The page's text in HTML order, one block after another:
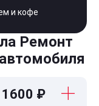
и кофе
Ремонт
1600 ₽